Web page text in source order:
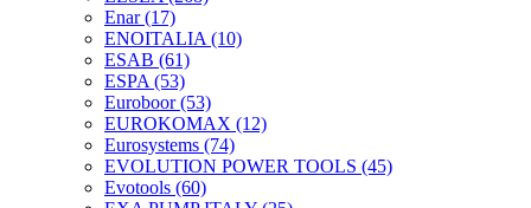
Enar(17)
ENOITALIA (10)
ESAB (61)
ESPA (53)
Euroboor(53)
EUROKOMAX (12)
Eurosystems (74)
EVOLUTION POWER TOOLS (45)
Evotools (60)